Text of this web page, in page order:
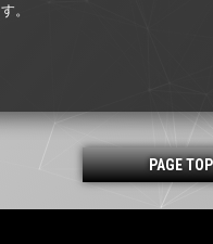
。
PAGE TOP